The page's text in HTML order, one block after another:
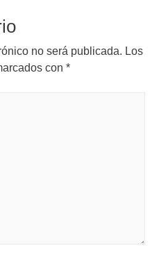
no será publicada. Los
con *